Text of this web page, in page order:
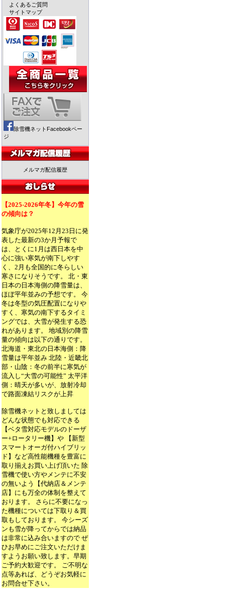
よくあるご質問
サイトマップ
除雪機ネットFacebookペー
ジ
メルマガ配信履歴
【2025-2026年冬】今年の雪
の傾向は？
気象庁が2025年12月23日に発
表した最新の3か月予報で
は、とくに1月は西日本を中
心に強い寒気が南下しやす
く、2月も全国的に冬らしい
寒さになりそうです。 北・東
日本の日本海側の降雪量は、
ほぼ平年並みの予想です。 今
冬は冬型の気圧配置になりや
すく、寒気の南下するタイミ
ングでは、大雪が発生する恐
れがあります。 地域別の降雪
量の傾向は以下の通りです。
北海道・東北の日本海側：降
雪量は平年並み 北陸・近畿北
部・山陰：冬の前半に寒気が
流入し“大雪の可能性” 太平洋
側：晴天が多いが、放射冷却
で路面凍結リスクが上昇
除雪機ネットと致しましては
どんな状態でも対応できる
【ベタ雪対応モデルのドーザ
ー+ロータリー機】や 【新型
スマートオーガ付ハイブリッ
ド】など高性能機種を豊富に
取り揃えお買い上げ頂いた 除
雪機で使い方やメンテに不安
の無いよう【代納店＆メンテ
店】にも万全の体制を整えて
おります。 さらに不要になっ
た機種については下取り＆買
取もしております。 今シーズ
ンも雪が降ってからでは納品
は非常に込み合いますので ぜ
ひお早めにご注文いただけま
すようお願い致します。早期
ご予約大歓迎です。 ご不明な
点等あれば、どうぞお気軽に
お問合せ下さい。